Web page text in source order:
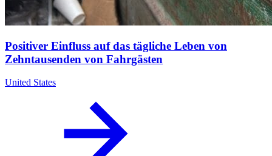
Positiver Einfluss auf das tägliche Leben von
Zehntausenden von Fahrgästen
United States